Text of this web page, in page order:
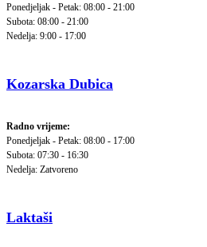
Ponedjeljak - Petak: 08:00 - 21:00
Subota: 08:00 - 21:00
Nedelja: 9:00 - 17:00
Kozarska Dubica
Radno vrijeme:
Ponedjeljak - Petak: 08:00 - 17:00
Subota: 07:30 - 16:30
Nedelja: Zatvoreno
Laktaši